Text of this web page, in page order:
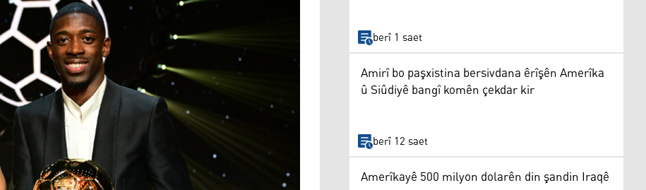
berî 1 saet
Amirî bo paşxistina bersivdana êrîşên Amerîka
û Siûdiyê bangî komên çekdar kir
berî 12 saet
Amerîkayê 500 milyon dolarên din şandin Iraqê